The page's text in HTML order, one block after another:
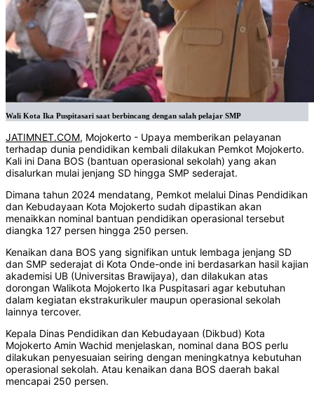
Wali Kota Ika Puspitasari saat berbincang dengan salah pelajar SMP
JATIMNET.COM, Mojokerto - Upaya memberikan pelayanan
terhadap dunia pendidikan kembali dilakukan Pemkot Mojokerto.
Kali ini Dana BOS (bantuan operasional sekolah) yang akan
disalurkan mulai jenjang SD hingga SMP sederajat.
Dimana tahun 2024 mendatang, Pemkot melalui Dinas Pendidikan
dan Kebudayaan Kota Mojokerto sudah dipastikan akan
menaikkan nominal bantuan pendidikan operasional tersebut
diangka 127 persen hingga 250 persen.
Kenaikan dana BOS yang signifikan untuk lembaga jenjang SD
dan SMP sederajat di Kota Onde-onde ini berdasarkan hasil kajian
akademisi UB (Universitas Brawijaya), dan dilakukan atas
dorongan Walikota Mojokerto Ika Puspitasari agar kebutuhan
dalam kegiatan ekstrakurikuler maupun operasional sekolah
lainnya tercover.
Kepala Dinas Pendidikan dan Kebudayaan (Dikbud) Kota
Mojokerto Amin Wachid menjelaskan, nominal dana BOS perlu
dilakukan penyesuaian seiring dengan meningkatnya kebutuhan
operasional sekolah. Atau kenaikan dana BOS daerah bakal
mencapai 250 persen.